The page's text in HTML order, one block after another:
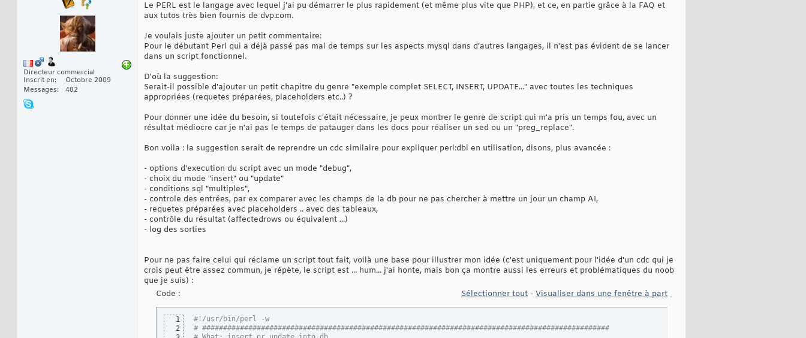
Directeur commercial
Inscrit en
Octobre 2009
Messages
482
Le PERL est le langage avec lequel j'ai pu démarrer le plus rapidement (et même plus vite que PHP), et ce, en partie grâce à la FAQ et
aux tutos très bien fournis de dvp.com.
Je voulais juste ajouter un petit commentaire:
Pour le débutant Perl qui a déjà passé pas mal de temps sur les aspects mysql dans d'autres langages, il n'est pas évident de se lancer
dans un script fonctionnel.
D'où la suggestion:
Serait-il possible d'ajouter un petit chapitre du genre "exemple complet SELECT, INSERT, UPDATE..." avec toutes les techniques
appropriées (requetes préparées, placeholders etc..) ?
Pour donner une idée du besoin, si toutefois c'était nécessaire, je peux montrer le genre de script qui m'a pris un temps fou, avec un
résultat médiocre car je n'ai pas le temps de patauger dans les docs pour réaliser un sed ou un "preg_replace".
Bon voila : la suggestion serait de reprendre un cdc similaire pour expliquer perl:dbi en utilisation, disons, plus avancée :
- options d'execution du script avec un mode "debug",
- choix du mode "insert" ou "update"
- conditions sql "multiples",
- controle des entrées, par ex comparer avec les champs de la db pour ne pas chercher à mettre un jour un champ AI,
- requetes préparées avec placeholders .. avec des tableaux,
- contrôle du résultat (affectedrows ou équivalent ...)
- log des sorties
Pour ne pas faire celui qui réclame un script tout fait, voilà une base pour illustrer mon idée (c'est uniquement pour l'idée d'un cdc qui je
crois peut être assez commun, je répète, le script est ... hum... j'ai honte, mais bon ça montre aussi les erreurs et problématiques du noob
que je suis) :
Code :
Sélectionner tout - Visualiser dans une fenêtre à part
1
2
#!/usr/bin/perl -w
# #################################################################################################